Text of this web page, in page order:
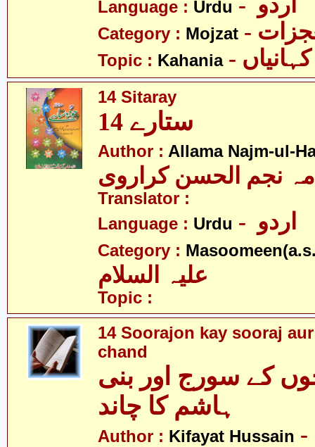
Language : Urdu
Category : Mojzat
Topic : Kahania - کہانیاں
14 Sitaray
14 ستارے
Author : Allama Najm-ul-
نجم الحسن کراروی
Translator :
Language : Urdu
Category :
Topic :
14 Soorajon kay sooraj
chand
کے سورج اور بنی
ہاشم کا چاند
Author : Kifayat Hussain